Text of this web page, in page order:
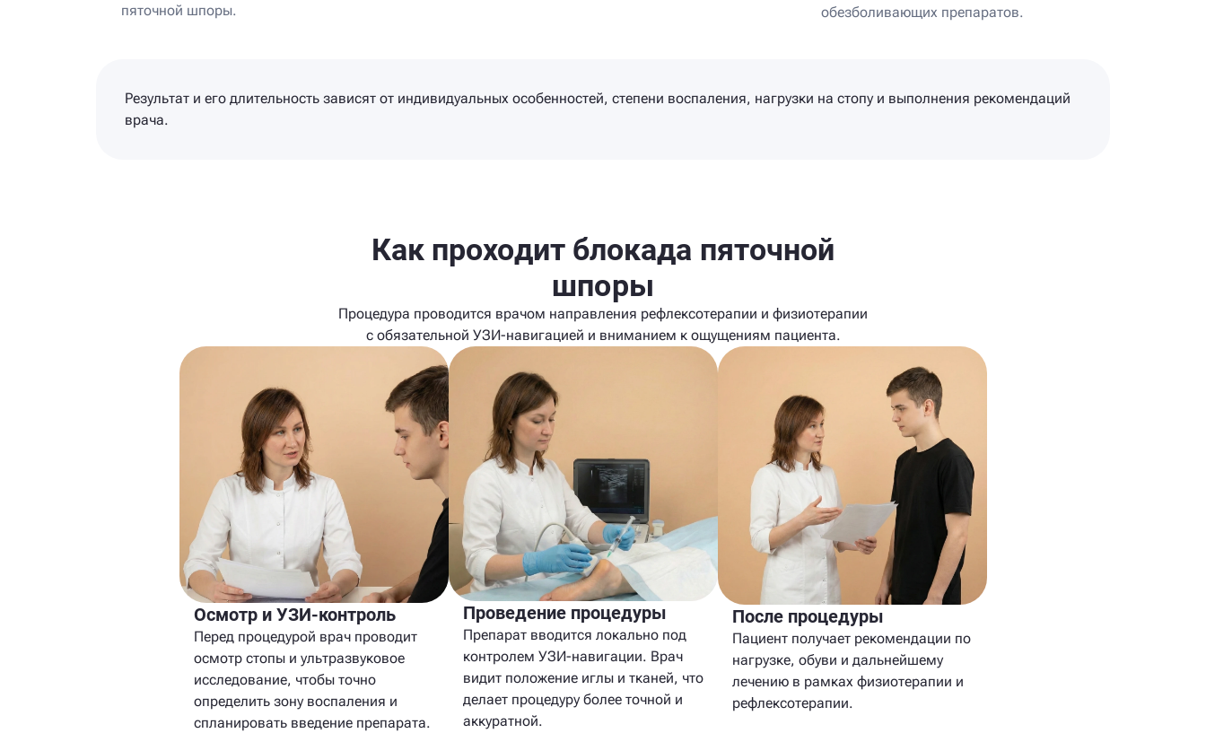
пяточной шпоры.
обезболивающих препаратов.
Результат и его длительность зависят от индивидуальных особенностей, степени воспаления, нагрузки на стопу и выполнения рекомендаций
врача.
Как проходит блокада пяточной
шпоры
Процедура проводится врачом направления рефлексотерапии и физиотерапии
с обязательной УЗИ-навигацией и вниманием к ощущениям пациента.
Осмотр и УЗИ-контроль
Перед процедурой врач проводит
осмотр стопы и ультразвуковое
исследование, чтобы точно
определить зону воспаления и
спланировать введение препарата.
Проведение процедуры
Препарат вводится локально под
контролем УЗИ-навигации. Врач
видит положение иглы и тканей, что
делает процедуру более точной и
аккуратной.
После процедуры
Пациент получает рекомендации по
нагрузке, обуви и дальнейшему
лечению в рамках физиотерапии и
рефлексотерапии.